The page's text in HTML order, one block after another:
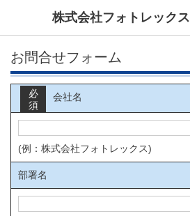
株式会社フォトレックス
お問合せフォーム
会社名
必
須
(例：株式会社フォトレックス)
部署名